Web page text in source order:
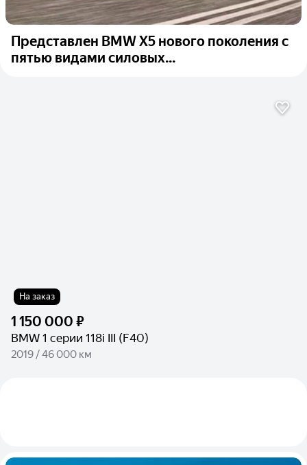
Представлен BMW X5 нового поколения с
пятью видами силовых...
На заказ
1 150 000 ₽
BMW 1 серии 118i III (F40)
2019 / 46 000 км